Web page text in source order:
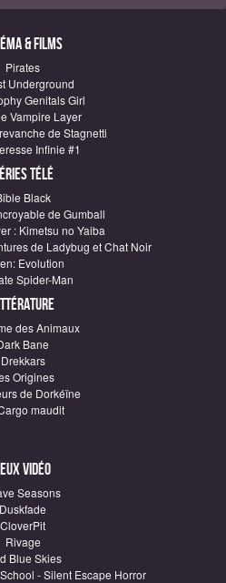
& Films
Pirates
Underground
Genitals Girl
Vampire Layer
de Stagnetti
Infinie #1
télé
Black
de Gumball
: Kimetsu no Yaiba
de Ladybug et Chat Noir
Evolution
Spider-Man
des Animaux
Bane
Drekkars
Origines
de Dorkéïne
maudit
vidéo
Seasons
Duskfade
CloverPit
Rivage
Blue Skies
- Silent Escape Horror